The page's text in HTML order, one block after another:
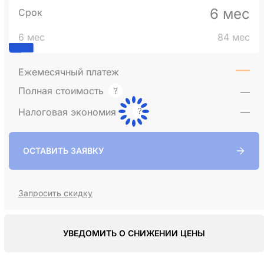
Срок 6 мес
6 мес 84 мес
Ежемесячный платеж —
Полная стоимость
—
Налоговая экономия
—
ОСТАВИТЬ ЗАЯВКУ
Запросить скидку
УВЕДОМИТЬ О СНИЖЕНИИ ЦЕНЫ